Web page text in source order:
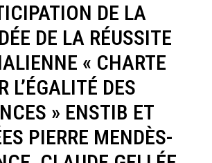
DE LA
DE LA RÉUSSITE
« CHARTE
L’ÉGALITÉ DES
» ENSTIB ET
PIERRE MENDÈS-